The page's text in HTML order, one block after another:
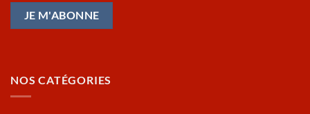
NOS CATÉGORIES